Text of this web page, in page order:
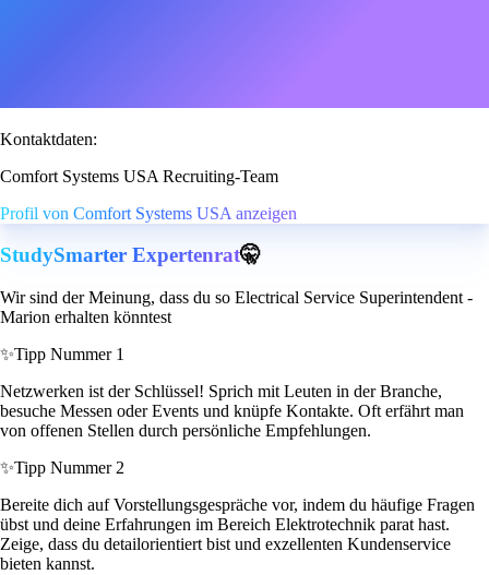
Kontaktdaten:
Comfort Systems USA Recruiting-Team
Profil von Comfort Systems USA anzeigen
StudySmarter Expertenrat🤫
Wir sind der Meinung, dass du so Electrical Service Superintendent -
Marion erhalten könntest
✨Tipp Nummer 1
Netzwerken ist der Schlüssel! Sprich mit Leuten in der Branche,
besuche Messen oder Events und knüpfe Kontakte. Oft erfährt man
von offenen Stellen durch persönliche Empfehlungen.
✨Tipp Nummer 2
Bereite dich auf Vorstellungsgespräche vor, indem du häufige Fragen
übst und deine Erfahrungen im Bereich Elektrotechnik parat hast.
Zeige, dass du detailorientiert bist und exzellenten Kundenservice
bieten kannst.